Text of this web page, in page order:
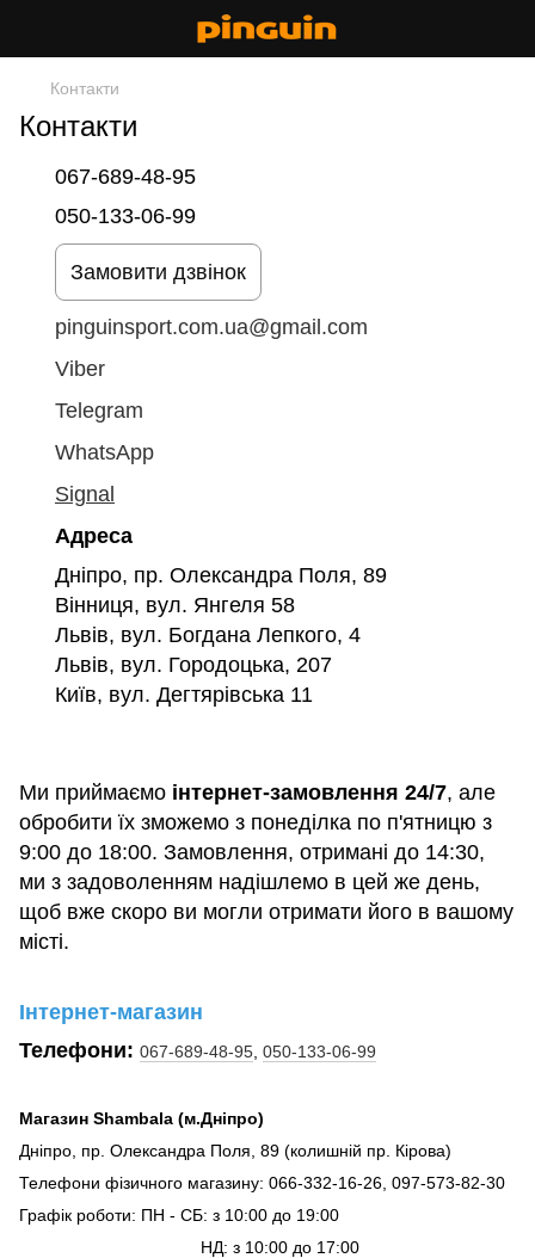
Контакти
Контакти
067-689-48-95
050-133-06-99
Замовити дзвінок
pinguinsport.com.ua@gmail.com
Viber
Telegram
WhatsApp
Signal
Адреса
Дніпро, пр. Олександра Поля, 89
Вінниця, вул. Янгеля 58
Львів, вул. Богдана Лепкого, 4
Львів, вул. Городоцька, 207
Київ, вул. Дегтярівська 11
Ми приймаємо інтернет-замовлення 24/7, але
обробити їх зможемо з понеділка по п'ятницю з
9:00 до 18:00. Замовлення, отримані до 14:30,
ми з задоволенням надішлемо в цей же день,
щоб вже скоро ви могли отримати його в вашому
місті.
Інтернет-магазин
Телефони: 067-689-48-95 050-133-06-99
Магазин Shambala (м.Дніпро)
Дніпро, пр. Олександра Поля, 89 (колишній пр. Кірова)
Телефони фізичного магазину: 066-332-16-26, 097-573-82-30
Графік роботи: ПН - СБ: з 10:00 до 19:00
НД: з 10:00 до 17:00